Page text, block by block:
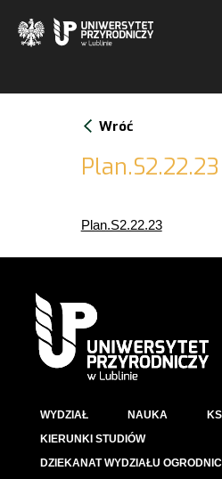
Wróć
Plan.S2.22.23
Plan.S2.22.23
WYDZIAŁ NAUKA
KIERUNKI STUDIÓW
DZIEKANAT WYDZIAŁU